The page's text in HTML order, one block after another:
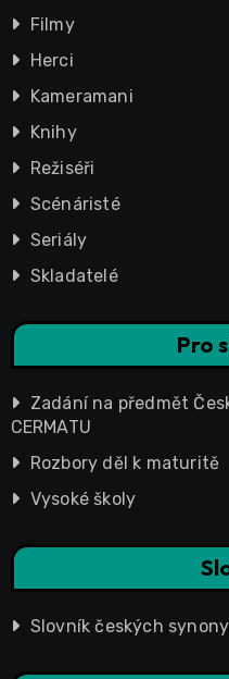
Filmy
Herci
Kameramani
Knihy
Režiséři
Scénáristé
Seriály
Skladatelé
Pro
Zadání na předmět
CERMATU
Rozbory děl k maturitě
Vysoké školy
Slovník českých